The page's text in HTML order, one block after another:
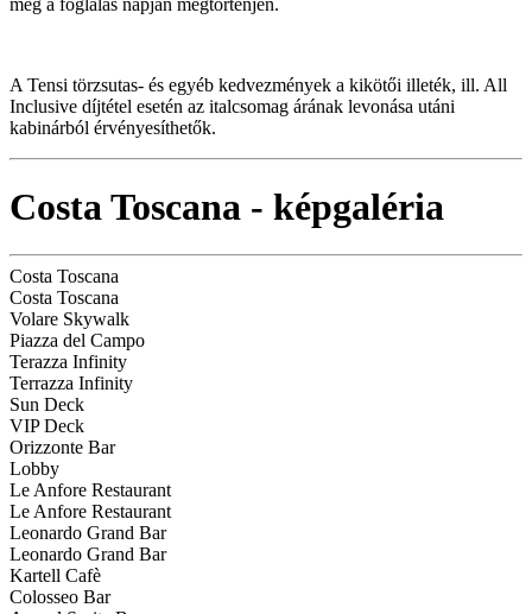
A Tensi törzsutas- és egyéb kedvezmények a kikötői illeték, ill. All
Inclusive díjtétel esetén az italcsomag árának levonása utáni
kabinárból érvényesíthetők.
Costa Toscana - képgaléria
Costa Toscana
Costa Toscana
Volare Skywalk
Piazza del Campo
Terazza Infinity
Terrazza Infinity
Sun Deck
VIP Deck
Orizzonte Bar
Lobby
Le Anfore Restaurant
Le Anfore Restaurant
Leonardo Grand Bar
Leonardo Grand Bar
Kartell Cafè
Colosseo Bar